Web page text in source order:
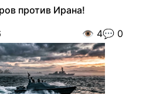
против Ирана!
👁️ 4💬 0